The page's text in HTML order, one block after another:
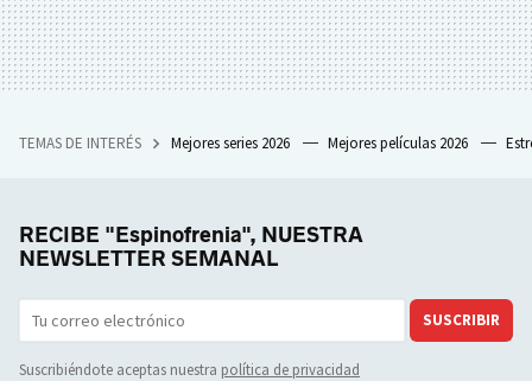
TEMAS DE INTERÉS Mejores series 2026 Mejores películas 2026
RECIBE "Espinofrenia", NUESTRA
NEWSLETTER SEMANAL
SUSCRIBIR
Suscribiéndote aceptas nuestra política de privacidad